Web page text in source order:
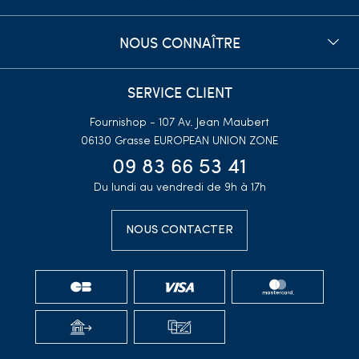
NOUS CONNAÎTRE
SERVICE CLIENT
Fournishop - 107 Av. Jean Maubert
06130 Grasse EUROPEAN UNION ZONE
09 83 66 53 41
Du lundi au vendredi de 9h à 17h
NOUS CONTACTER